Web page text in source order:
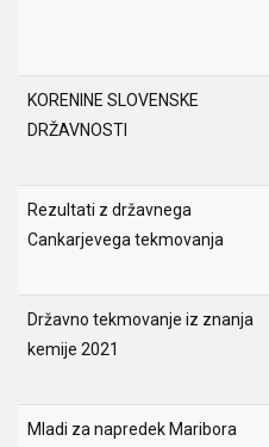
KORENINE SLOVENSKE
DRŽAVNOSTI
Rezultati z državnega
Cankarjevega tekmovanja
Državno tekmovanje iz znanja
kemije 2021
Mladi za napredek Maribora